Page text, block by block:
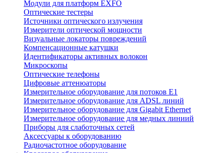
Модули для платформ EXFO
Оптические тестеры
Источники оптического излучения
Измерители оптической мощности
Визуальные локаторы повреждений
Компенсационные катушки
Идентификаторы активных волокон
Микроскопы
Оптические телефоны
Цифровые аттенюаторы
Измерительное оборудование для потоков Е1
Измерительное оборудование для ADSL линий
Измерительное оборудование для Gigabit Ethernet
Измерительное оборудование для медных линиий
Приборы для слаботочных сетей
Аксессуары к оборудованию
Радиочастотное оборудование